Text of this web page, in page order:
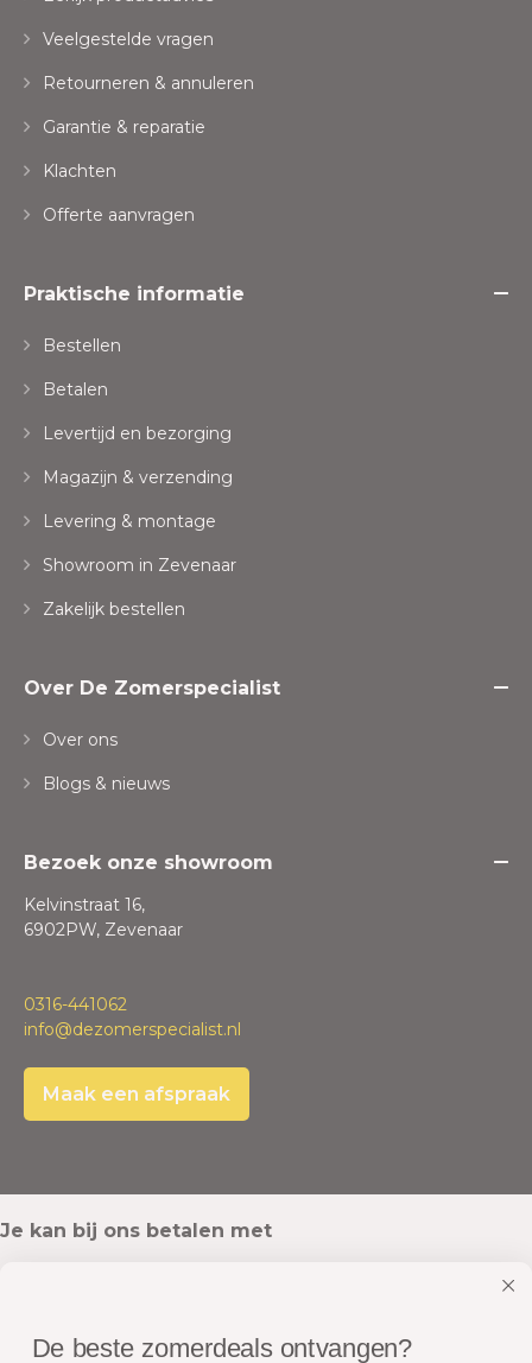
Veelgestelde vragen
Retourneren & annuleren
Garantie & reparatie
Klachten
Offerte aanvragen
Praktische informatie
Bestellen
Betalen
Levertijd en bezorging
Magazijn & verzending
Levering & montage
Showroom in Zevenaar
Zakelijk bestellen
Over De Zomerspecialist
Over ons
Blogs & nieuws
Bezoek onze showroom
Kelvinstraat 16,
6902PW, Zevenaar
0316-441062
info@dezomerspecialist.nl
Maak een afspraak
Je kan bij ons betalen met
De beste zomerdeals ontvangen?